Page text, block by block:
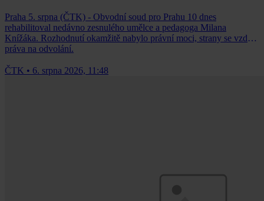
Praha 5. srpna (ČTK) - Obvodní soud pro Prahu 10 dnes
rehabilitoval nedávno zesnulého umělce a pedagoga Milana
Knížáka. Rozhodnutí okamžitě nabylo právní moci, strany se vzdaly
práva na odvolání.
ČTK • 6. srpna 2026, 11:48